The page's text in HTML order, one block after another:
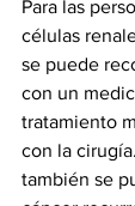
Para las
células
se puede
con un
tratamiento
con la
también se